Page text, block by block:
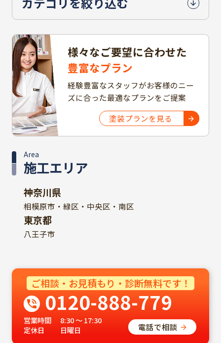
様々なご要望に合わせた
豊富なプラン
経験豊富なスタッフがお客様のニー
ズに合った最適なプランをご提案
塗装プランを見る
施工エリア
Area
神奈川県
相模原市・緑区・中央区・南区
東京都
八王子市
ご相談・お見積もり・診断無料です！
0120-888-779
営業時間
8:30 ～ 17:30
定休日
日曜日 電話で相談